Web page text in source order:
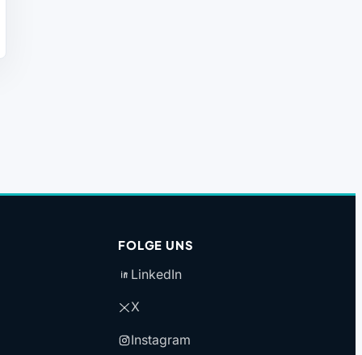
FOLGE UNS
LinkedIn
X
Instagram